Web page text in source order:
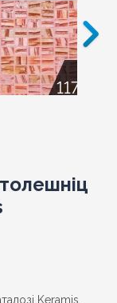
Keramis.